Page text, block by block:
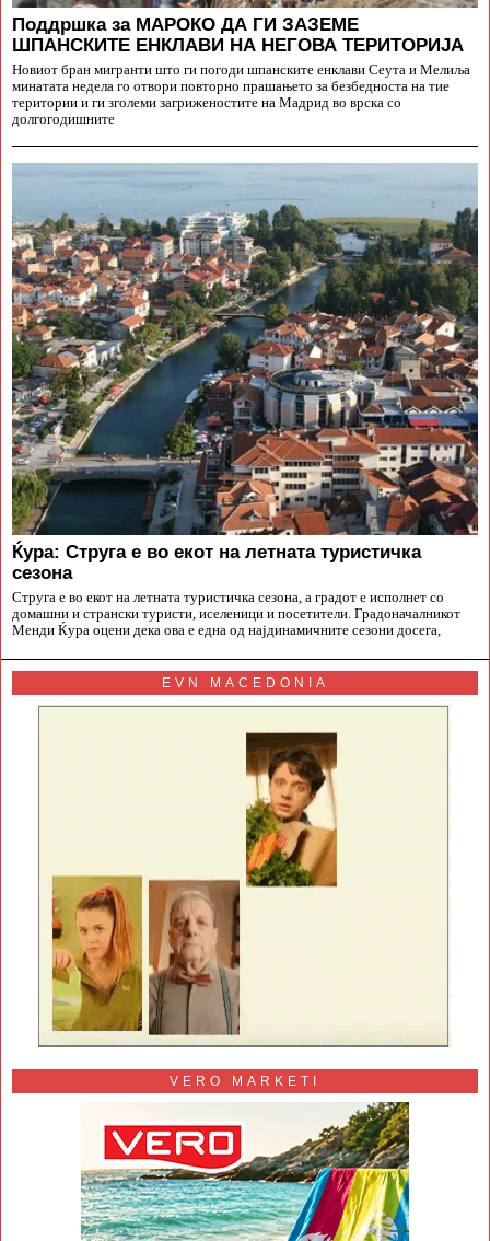
Поддршка за МАРОКО ДА ГИ ЗАЗЕМЕ
ШПАНСКИТЕ ЕНКЛАВИ НА НЕГОВА ТЕРИТОРИЈА
Новиот бран мигранти што ги погоди шпанските енклави Сеута и Мелиља
минатата недела го отвори повторно прашањето за безбедноста на тие
територии и ги зголеми загриженостите на Мадрид во врска со
долгогодишните
Ќура: Струга е во екот на летната туристичка
сезона
Струга е во екот на летната туристичка сезона, а градот е исполнет со
домашни и странски туристи, иселеници и посетители. Градоначалникот
Менди Ќура оцени дека ова е една од најдинамичните сезони досега,
EVN MACEDONIA
VERO MARKETI